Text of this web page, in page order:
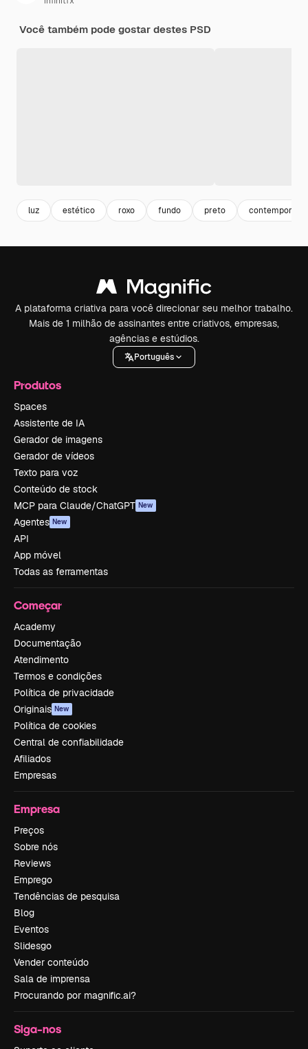
Você também pode gostar destes PSD
luz estético roxo fundo preto
A plataforma criativa para você direcionar seu melhor trabalho.
Mais de 1 milhão de assinantes entre criativos, empresas,
agências e estúdios.
Português
Produtos
Spaces
Assistente de IA
Gerador de imagens
Gerador de vídeos
Texto para voz
Conteúdo de stock
MCP para Claude/ChatGPT New
Agentes New
API
App móvel
Todas as ferramentas
Começar
Academy
Documentação
Atendimento
Termos e condições
Política de privacidade
Originais New
Política de cookies
Central de confiabilidade
Afiliados
Empresas
Empresa
Preços
Sobre nós
Reviews
Emprego
Tendências de pesquisa
Blog
Eventos
Slidesgo
Vender conteúdo
Sala de imprensa
Procurando por magnific.ai?
Siga-nos